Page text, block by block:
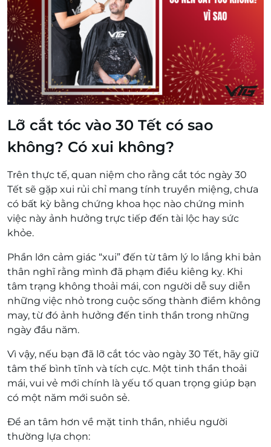
Lỡ cắt tóc vào 30 Tết có sao
không? Có xui không?
Trên thực tế, quan niệm cho rằng cắt tóc ngày 30
Tết sẽ gặp xui rủi chỉ mang tính truyền miệng, chưa
có bất kỳ bằng chứng khoa học nào chứng minh
việc này ảnh hưởng trực tiếp đến tài lộc hay sức
khỏe.
Phần lớn cảm giác “xui” đến từ tâm lý lo lắng khi bản
thân nghĩ rằng mình đã phạm điều kiêng kỵ. Khi
tâm trạng không thoải mái, con người dễ suy diễn
những việc nhỏ trong cuộc sống thành điềm không
may, từ đó ảnh hưởng đến tinh thần trong những
ngày đầu năm.
Vì vậy, nếu bạn đã lỡ cắt tóc vào ngày 30 Tết, hãy giữ
tâm thế bình tĩnh và tích cực. Một tinh thần thoải
mái, vui vẻ mới chính là yếu tố quan trọng giúp bạn
có một năm mới suôn sẻ.
Để an tâm hơn về mặt tinh thần, nhiều người
thường lựa chọn: